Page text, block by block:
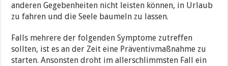
anderen Gegebenheiten nicht leisten können, in Urlaub
zu fahren und die Seele baumeln zu lassen.
Falls mehrere der folgenden Symptome zutreffen
sollten, ist es an der Zeit eine Präventivmaßnahme zu
starten. Ansonsten droht im allerschlimmsten Fall ein